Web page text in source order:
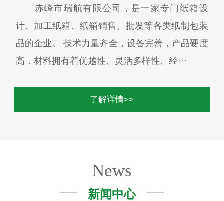
赤峰市瑞航有限公司，是一家专门纸箱设
计、加工纸箱、纸箱销售、批发等各类纸制包装
品的企业。 技术力量齐全，设备完善，产品硬度
高，材料拥有着优越性、灵活多样性、经···
了解详情>>
News
新闻中心